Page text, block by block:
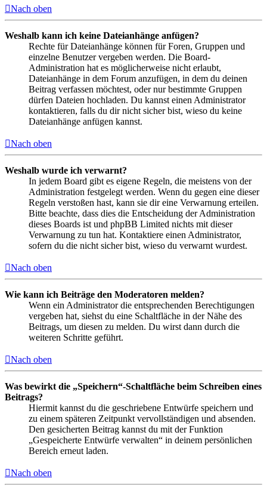
Nach oben
Weshalb kann ich keine Dateianhänge anfügen?
Rechte für Dateianhänge können für Foren, Gruppen und
einzelne Benutzer vergeben werden. Die Board-
Administration hat es möglicherweise nicht erlaubt,
Dateianhänge in dem Forum anzufügen, in dem du deinen
Beitrag verfassen möchtest, oder nur bestimmte Gruppen
dürfen Dateien hochladen. Du kannst einen Administrator
kontaktieren, falls du dir nicht sicher bist, wieso du keine
Dateianhänge anfügen kannst.
Nach oben
Weshalb wurde ich verwarnt?
In jedem Board gibt es eigene Regeln, die meistens von der
Administration festgelegt werden. Wenn du gegen eine dieser
Regeln verstoßen hast, kann sie dir eine Verwarnung erteilen.
Bitte beachte, dass dies die Entscheidung der Administration
dieses Boards ist und phpBB Limited nichts mit dieser
Verwarnung zu tun hat. Kontaktiere einen Administrator,
sofern du die nicht sicher bist, wieso du verwarnt wurdest.
Nach oben
Wie kann ich Beiträge den Moderatoren melden?
Wenn ein Administrator die entsprechenden Berechtigungen
vergeben hat, siehst du eine Schaltfläche in der Nähe des
Beitrags, um diesen zu melden. Du wirst dann durch die
weiteren Schritte geführt.
Nach oben
Was bewirkt die „Speichern“-Schaltfläche beim Schreiben eines
Beitrags?
Hiermit kannst du die geschriebene Entwürfe speichern und
zu einem späteren Zeitpunkt vervollständigen und absenden.
Den gesicherten Beitrag kannst du mit der Funktion
„Gespeicherte Entwürfe verwalten“ in deinem persönlichen
Bereich erneut laden.
Nach oben